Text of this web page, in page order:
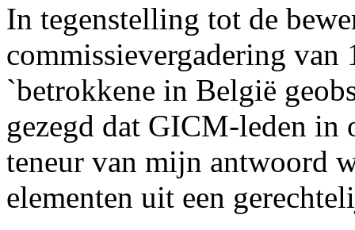
In tegenstelling tot de
commissievergadering van
`betrokkene in België
gezegd dat GICM-leden in
teneur van mijn antwoord
elementen uit een